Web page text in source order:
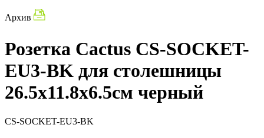
Архив
Розетка Cactus CS-SOCKET-
EU3-BK для столешницы
26.5x11.8x6.5см черный
CS-SOCKET-EU3-BK